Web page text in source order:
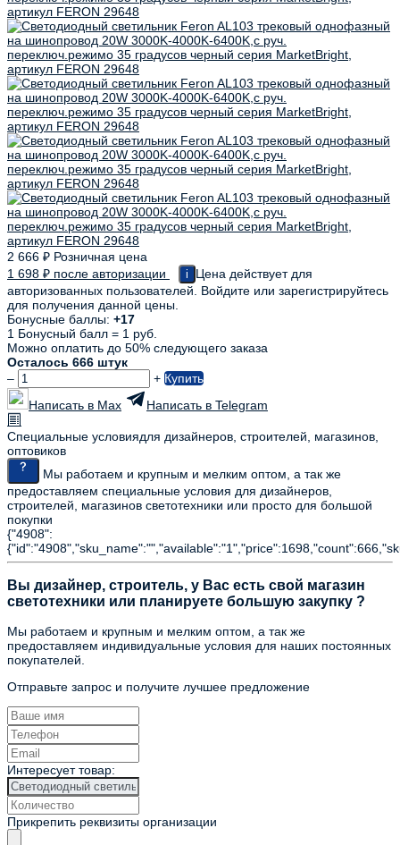
2 666 ₽ Розничная цена
1 698 ₽ после авторизации i
Цена действует для
авторизованных пользователей. Войдите или зарегистрируйтесь
для получения данной цены.
Бонусные баллы: +17
1 Бонусный балл = 1 руб.
Можно оплатить до 50% следующего заказа
Осталось 666 штук
–
+ Купить
Написать в Max
Написать в Telegram
Специальные условиядля дизайнеров, строителей, магазинов,
оптовиков
Мы работаем и крупным и мелким оптом, а так же
предоставляем специальные условия для дизайнеров,
строителей, магазинов светотехники или просто для большой
покупки
{"4908":
Вы дизайнер, строитель, у Вас есть свой магазин
светотехники или планируете большую закупку ?
Мы работаем и крупным и мелким оптом, а так же
предоставляем индивидуальные условия для наших постоянных
покупателей.
Отправьте запрос и получите лучшее предложение
Интересует товар:
Прикрепить реквизиты организации